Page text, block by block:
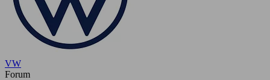
VW
Forum